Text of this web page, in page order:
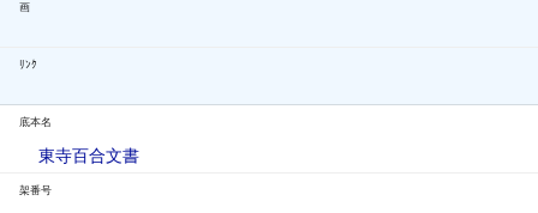
画
ﾘﾝｸ
底本名
東寺百合文書
架番号